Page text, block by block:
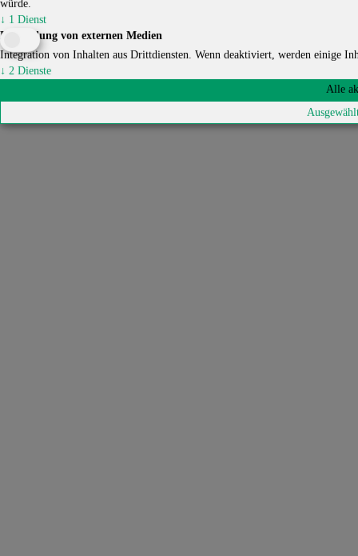
würde.
↓ 1 Dienst
Einbindung von externen Medien
Integration von Inhalten aus Drittdiensten. Wenn deaktiviert, werden einige
↓ 2 Dienste
Alle